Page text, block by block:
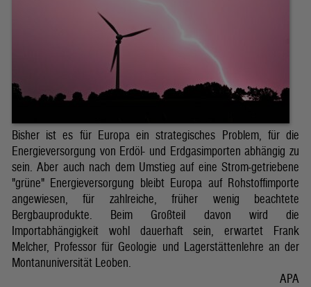
Bisher ist es für Europa ein strategisches Problem, für die
Energieversorgung von Erdöl- und Erdgasimporten abhängig zu
sein. Aber auch nach dem Umstieg auf eine Strom-getriebene
"grüne" Energieversorgung bleibt Europa auf Rohstoffimporte
angewiesen, für zahlreiche, früher wenig beachtete
Bergbauprodukte. Beim Großteil davon wird die
Importabhängigkeit wohl dauerhaft sein, erwartet Frank
Melcher, Professor für Geologie und Lagerstättenlehre an der
Montanuniversität Leoben.
APA